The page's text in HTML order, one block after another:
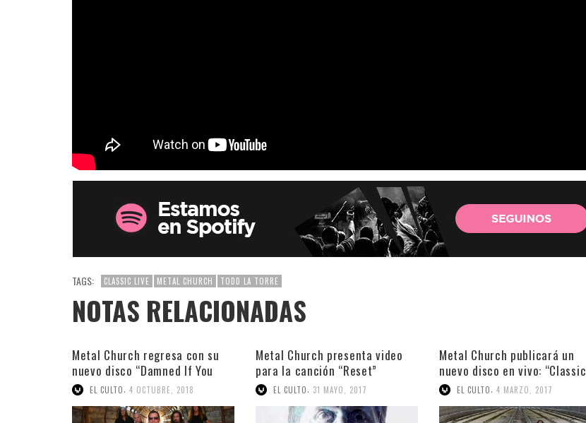
TAGS: CLASSIC LIVE METAL CHURCH TODD LA TORRE
NOTAS RELACIONADAS
Metal Church regresa con su
nuevo disco “Damned If You
Do”EL CULTO 4 OCTUBRE, 2018
Metal Church presenta video
para la canción “Reset”
EL CULTO 31 MAYO, 2017
Metal Church publicará un
nuevo disco en vivo: “Classic
Live”EL CULTO 4 MARZO, 2017